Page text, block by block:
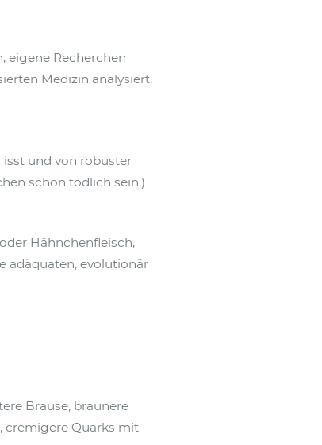
eigene Recherchen
Medizin analysiert.
und von robuster
schon tödlich sein.)
Hähnchenfleisch,
adäquaten, evolutionär
Brause, braunere
cremigere Quarks mit